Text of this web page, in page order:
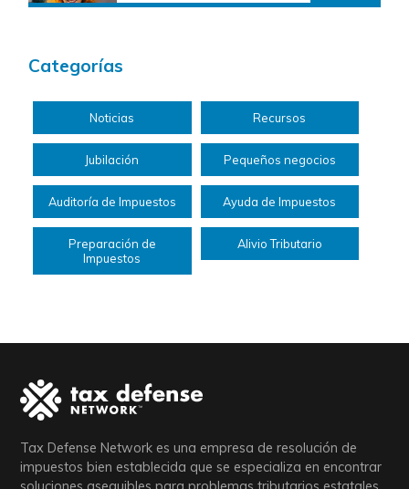
Categorías
Noticias Recursos
Jubilación Pequeños negocios
Auditoría de Impuestos Ayuda de Impuestos
Preparación de
Impuestos
Alivio Tributario
Tax Defense Network es una empresa de resolución de
impuestos bien establecida que se especializa en encontrar